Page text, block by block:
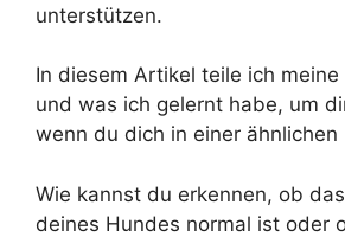
unterstützen.
In diesem Artikel teile ich meine
und was ich gelernt habe, um
wenn du dich in einer
Wie kannst du erkennen, ob
deines Hundes normal ist oder